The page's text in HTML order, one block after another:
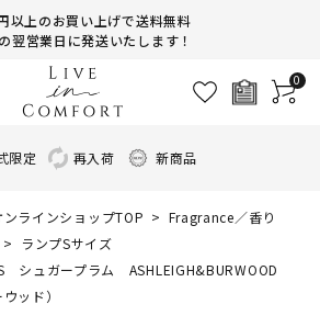
以上のお買い上げで送料無料
翌営業日に発送いたします！
0
限定 再入荷 新商品
ラインショップTOP
Fragrance／香り
ランプSサイズ
シュガープラム ASHLEIGH&BURWOOD
ッド）